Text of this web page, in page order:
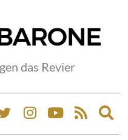
das Revier